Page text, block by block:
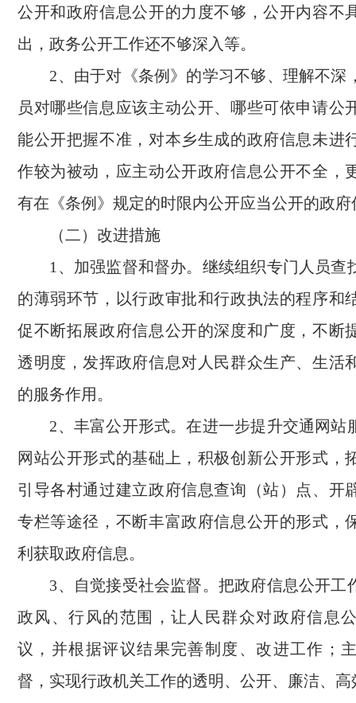
公开和政府信息公开的力度不够，公开内容不
出，政务公开工作还不够深入等。
2、由于对《条例》的学习不够、理解不深
员对哪些信息应该主动公开、哪些可依申请公
能公开把握不准，对本乡生成的政府信息未进
作较为被动，应主动公开政府信息公开不全，
有在《条例》规定的时限内公开应当公开的政府
（二）改进措施
1、加强监督和督办。继续组织专门人员查
的薄弱环节，以行政审批和行政执法的程序和
促不断拓展政府信息公开的深度和广度，不断
透明度，发挥政府信息对人民群众生产、生活
的服务作用。
2、丰富公开形式。在进一步提升交通网站
网站公开形式的基础上，积极创新公开形式，
引导各村通过建立政府信息查询（站）点、开
专栏等途径，不断丰富政府信息公开的形式，
利获取政府信息。
3、自觉接受社会监督。把政府信息公开工
政风、行风的范围，让人民群众对政府信息
议，并根据评议结果完善制度、改进工作；
督，实现行政机关工作的透明、公开、廉洁、高